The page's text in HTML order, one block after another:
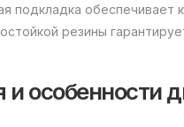
подкладка
резины
и особенности